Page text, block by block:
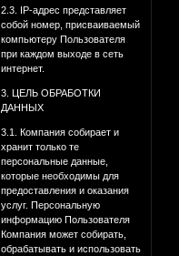
2.3. IP-адрес представляет
собой номер, присваиваемый
компьютеру Пользователя
при каждом выходе в сеть
интернет.
3. ЦЕЛЬ ОБРАБОТКИ
ДАННЫХ
3.1. Компания собирает и
хранит только те
персональные данные,
которые необходимы для
предоставления и оказания
услуг. Персональную
информацию Пользователя
Компания может собирать,
обрабатывать и использовать